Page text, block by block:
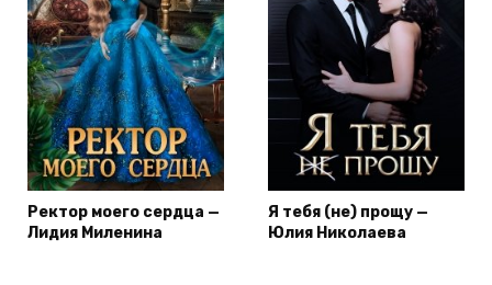
Ректор моего сердца —
Лидия Миленина
Я тебя (не) прощу —
Юлия Николаева